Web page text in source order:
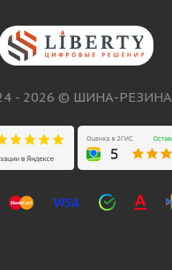
- 2026 © ШИНА-РЕЗИНА